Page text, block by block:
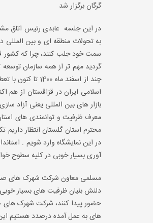
گرگان برگزار شد
در این جلسه عابدی رئیس اتاق
به تحولات منطقه ای و بین المللی
گردید مهم تر از همه سازمان
چند از اسفند
اسلامی ایران در قزاقستان از هم
بازار های بین المللی یعنی آزاد
معرف ظرفیت و توانمندی های
محترم استان گلستان انتظار
در این نمایشگاه وارد شویم .
آوری بسیار خوبی در کلیه سطوح
مسلمی معاون شرکت شهرک های
های به عمل آمده درصدد هستیم این ظرفیت را به